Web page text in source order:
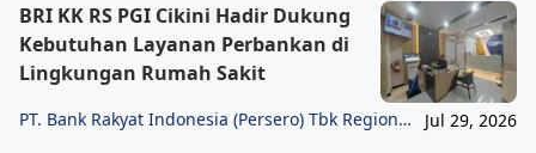
BRI KK RS PGI Cikini Hadir Dukung
Kebutuhan Layanan Perbankan di
Lingkungan Rumah Sakit
PT. Bank Rakyat Indonesia (Persero) Tbk Region
Jul 29, 2026